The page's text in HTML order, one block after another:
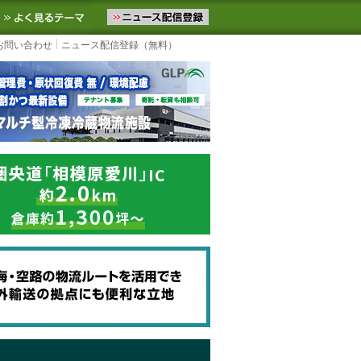
ースをお届けします。物流ニュースメール配信を登録する
お気に入りに追加 よく見るテーマ
問い合わせ ニュース配信登録（無料）